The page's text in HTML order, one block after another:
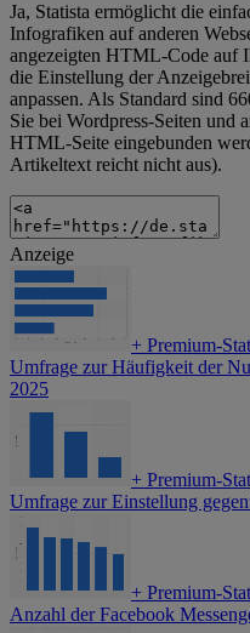
Ja, Statista ermöglicht die
Infografiken auf anderen
angezeigten HTML-Code auf
die Einstellung der
anpassen. Als Standard sind
Sie bei Wordpress-Seiten und
HTML-Seite eingebunden
Artikeltext reicht nicht aus).
Anzeige
+ Premium-
Umfrage zur Häufigkeit der
2025
+ Premium-
Umfrage zur Einstellung
+ Premium-
Anzahl der Facebook